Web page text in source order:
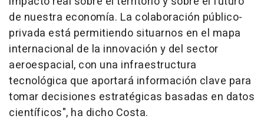
de nuestra economía. La colaboración público-
privada está permitiendo situarnos en el mapa
internacional de la innovación y del sector
aeroespacial, con una infraestructura
tecnológica que aportará información clave para
tomar decisiones estratégicas basadas en datos
científicos", ha dicho Costa.